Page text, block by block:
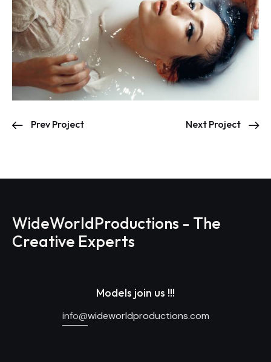
Prev Project Next Project
WideWorldProductions - The
Creative Experts
Models join us !!!
info@wideworldproductions.com